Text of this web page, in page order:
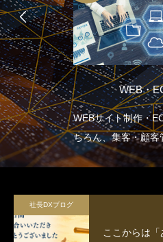
WEB・
WEBサイト制作・
ちろん、集客・顧客
理・在庫管理など企
社長DXブログ
ここからは